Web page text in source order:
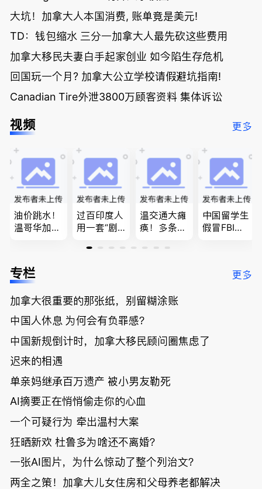
大坑！加拿大人本国消费, 账单竟是美元!
TD：钱包缩水 三分一加拿大人最先砍这些费用
加拿大移民夫妻白手起家创业 如今陷生存危机
回国玩一个月? 加拿大公立学校请假避坑指南!
Canadian Tire外泄3800万顾客资料 集体诉讼
视频 更多
油价跳水！
温哥华加油
低；免费狂
送50万磅蔬
温“丑陋土
豆日”冲击
吉尼斯纪
录；惨！留
学生换汇被
骗光2万美
元，还被卷
入跨国刑案
账户遭封！
过百印度人
用一套“剧
官：太假
欠款多出$1
9万；突
发！无辜男
孩温哥华市
中心被刺身
温交通大瘫
痪！多条主
底；做顿饭
单；房市崩
国租赁市场
恐迎暴跌危
中国留学生
假冒FBI上
夫妻住进殡
专栏 更多
加拿大很重要的那张纸，别留糊涂账
中国人休息 为何会有负罪感？
中国新规倒计时，加拿大移民顾问圈焦虑了
迟来的相遇
单亲妈继承百万遗产 被小男友勒死
AI摘要正在悄悄偷走你的心血
一个可疑行为 牵出温村大案
狂晒新欢 杜鲁多为啥还不离婚？
一张AI图片，为什么惊动了整个列治文？
两全之策！加拿大儿女住房和父母养老都解决